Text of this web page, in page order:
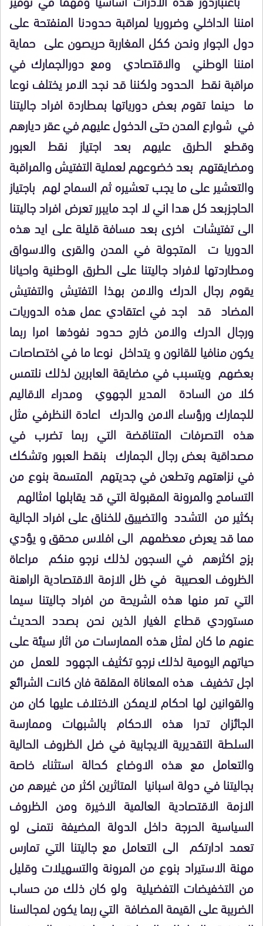
امننا الداخلي وضروريا لمراقبة حدودنا المنفتحة على
دول الجوار ونحن ككل المغاربة حريصون على حماية
امننا الوطني والاقتصادي ومع دورالجمارك في
مراقبة نقط الحدود ولكننا قد نجد الامر يختلف نوعا
ما حينما تقوم بعض دورياتها بمطاردة افراد جاليتنا
في شوارع المدن حتى الدخول عليهم في عقر ديارهم
وقطع الطرق عليهم بعد اجتياز نقط العبور
ومضايقتهم بعد خضوعهم لعملية التفتيش والمراقبة
والتعشير على ما يجب تعشيره ثم السماح لهم باجتياز
الحاجزبعد كل هدا اني لا اجد مايبرر تعرض افراد جاليتنا
الى تفتيشات اخرى بعد مسافة قليلة على ايد هذه
الدوريا ت المتجولة في المدن والقرى والاسواق
ومطاردتها لافراد جاليتنا على الطرق الوطنية واحيانا
يقوم رجال الدرك والامن بهذا التفتيش والتفتيش
المضاد قد اجد في اعتقادي عمل هذه الدوريات
ورجال الدرك والامن خارج حدود نفوذها امرا ربما
يكون منافيا للقانون و يتداخل نوعا ما في اختصاصات
بعضهم ويتسبب في مضايقة العابرين لذلك نلتمس
كلا من السادة المدير الجهوي ومدراء الاقاليم
للجمارك ورؤساء الامن والدرك اعادة النظرفي مثل
هذه التصرفات المتناقضة التي ربما تضرب في
مصداقية بعض رجال الجمارك بنقط العبور وتشكك
في نزاهتهم وتطعن في جديتهم المتسمة بنوع من
التسامح والمرونة المقبولة التي قد يقابلها امثالهم
بكثير من التشدد والتضييق للخناق على افراد الجالية
مما قد يعرض معظمهم الى افلاس محقق و يؤدي
بزج اكثرهم في السجون لذلك نرجو منكم مراعاة
الظروف العصيبة في ظل الازمة الاقتصادية الراهنة
التي تمر منها هذه الشريحة من افراد جاليتنا سيما
مستوردي قطاع الغيار الذين نحن بصدد الحديث
عنهم ما كان لمثل هذه الممارسات من اثار سيئة على
حياتهم اليومية لذلك نرجو تكثيف الجهود للعمل من
اجل تخفيف هذه المعاناة المقلقة فان كانت الشرائع
والقوانين لها احكام لايمكن الاختلاف عليها كان من
الجائزان تدرا هذه الاحكام بالشبهات وممارسة
السلطة التقديرية الايجابية في ضل الظروف الحالية
والتعامل مع هذه الاوضاع كحالة استثناء خاصة
بجاليتنا في دولة اسبانيا المتاثرين اكثر من غيرهم من
الازمة الاقتصادية العالمية الاخيرة ومن الظروف
السياسية الحرجة داخل الدولة المضيفة نتمنى لو
تعمد ادارتكم الى التعامل مع جاليتنا التي تمارس
مهنة الاستيراد بنوع من المرونة والتسهيلات وقليل
من التخفيضات التفضيلية ولو كان ذلك من حساب
الضريبة على القيمة المضافة التي ربما يكون لمجالسنا